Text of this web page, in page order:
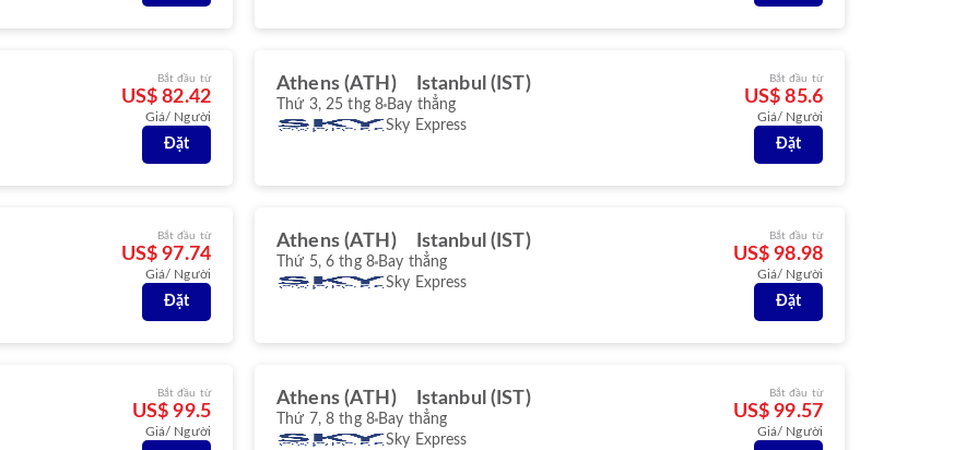
Bắt đầu từ
US$ 82.42
Giá/ Người
Đặt
Athens (ATH) Istanbul (IST)
Thứ 3, 25 thg 8 Bay thẳng
Sky Express
Bắt đầu từ
US$ 85.6
Giá/ Người
Đặt
Bắt đầu từ
US$ 97.74
Giá/ Người
Đặt
Athens (ATH) Istanbul (IST)
Thứ 5, 6 thg 8 Bay thẳng
Sky Express
Bắt đầu từ
US$ 98.98
Giá/ Người
Đặt
Bắt đầu từ
US$ 99.5
Giá/ Người
Athens (ATH) Istanbul (IST)
Thứ 7, 8 thg 8 Bay thẳng
Sky Express
Bắt đầu từ
US$ 99.57
Giá/ Người